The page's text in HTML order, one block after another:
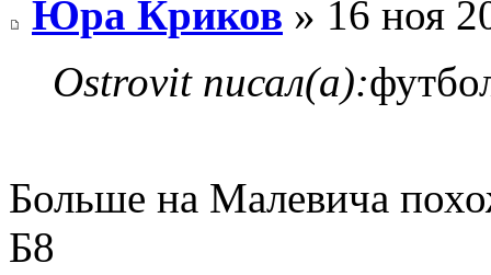
Юра Криков » 16 ноя
Ostrovit писал(а):
Больше на Малевича
Б8